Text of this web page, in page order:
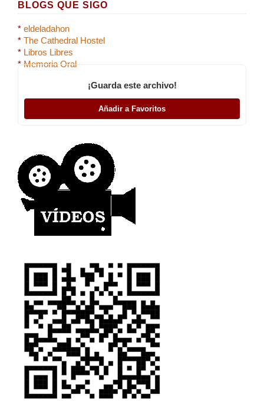
BLOGS QUE SIGO
* eldeladahon
* The Cathedral Hostel
* Libros Libres
* Memoria Oral
¡Guarda este archivo!
Añadir a Favoritos